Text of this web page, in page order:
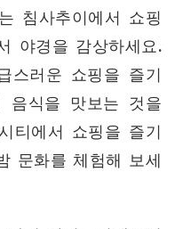
침사추이에서 쇼핑
야경을 감상하세요.
스러운 쇼핑을 즐기
음식을 맛보는 것을
티에서 쇼핑을 즐기
문화를 체험해 보세